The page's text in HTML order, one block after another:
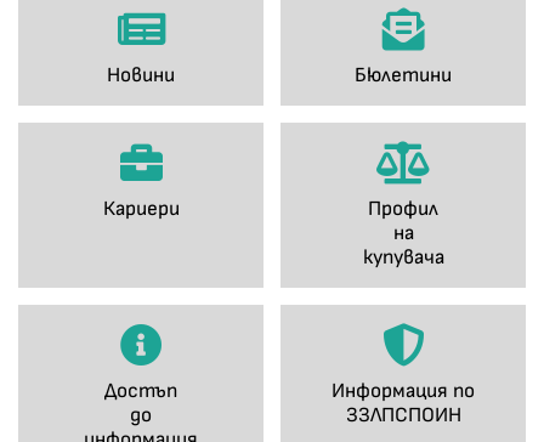
Новини Бюлетини
Кариери
Профил
на
купувача
Достъп
до
Информация по
ЗЗЛПСПОИН